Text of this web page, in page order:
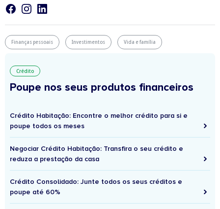
Finanças pessoais Investimentos Vida e família
Crédito
Poupe nos seus produtos financeiros
Crédito Habitação: Encontre o melhor crédito para si e
poupe todos os meses
Negociar Crédito Habitação: Transfira o seu crédito e
reduza a prestação da casa
Crédito Consolidado: Junte todos os seus créditos e
poupe até 60%